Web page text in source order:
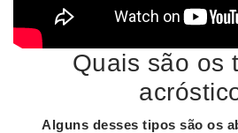
Quais são os
Alguns dessestipos são os